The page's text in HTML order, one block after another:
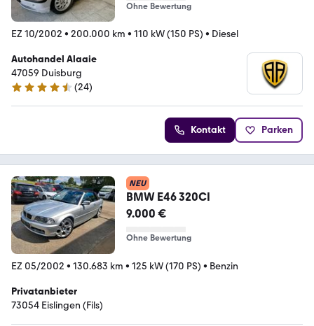
Ohne Bewertung
EZ 10/2002 • 200.000 km • 110 kW (150 PS) • Diesel
Autohandel Alaaie
47059 Duisburg
4.4 Sterne
(24)
Kontakt Parken
NEU
BMW E46 320CI
9.000 €
Ohne Bewertung
EZ 05/2002 • 130.683 km • 125 kW (170 PS) • Benzin
Privatanbieter
73054 Eislingen (Fils)